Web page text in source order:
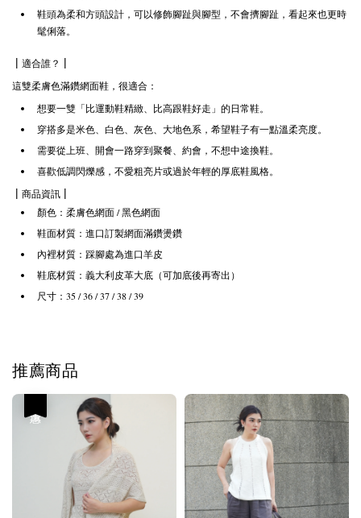
鞋頭為柔和方頭設計，可以修飾腳趾與腳型，不會擠腳趾，看起來也更時
髦俐落。
| 適合誰？ |
這雙柔膚色滿鑽網面鞋，很適合：
想要一雙「比運動鞋精緻、比高跟鞋好走」的日常鞋。
穿搭多是米色、白色、灰色、大地色系，希望鞋子有一點溫柔亮度。
需要從上班、開會一路穿到聚餐、約會，不想中途換鞋。
喜歡低調閃爍感，不愛粗亮片或過於年輕的厚底鞋風格。
| 商品資訊 |
顏色：柔膚色網面 / 黑色網面
鞋面材質：進口訂製網面滿鑽燙鑽
內裡材質：踩腳處為進口羊皮
鞋底材質：義大利皮革大底（可加底後再寄出）
尺寸：35 / 36 / 37 / 38 / 39
推薦商品